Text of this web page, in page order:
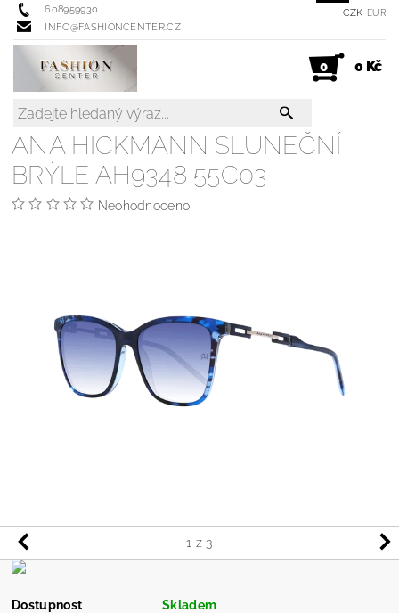
608959930
INFO@FASHIONCENTER.CZ
CZK EUR
0 0 Kč
1 z 3
ANA HICKMANN SLUNEČNÍ
BRÝLE AH9348 55C03
Neohodnoceno
Dostupnost
Skladem